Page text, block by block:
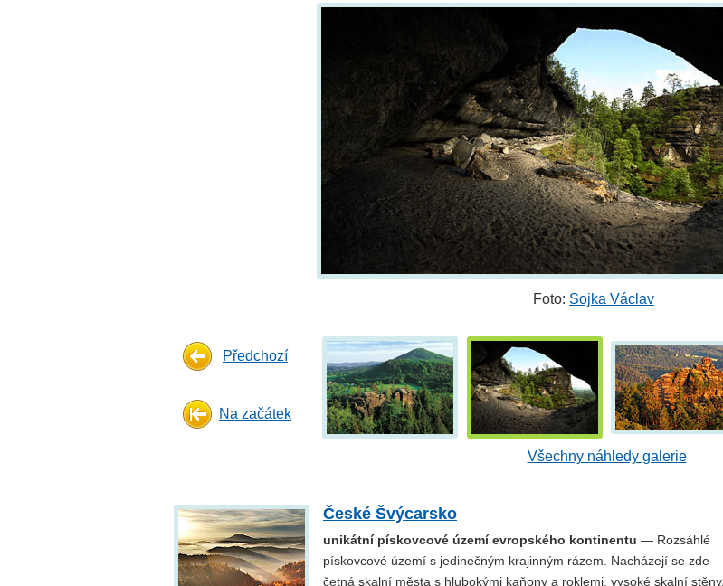
Foto: Sojka Václav
Předchozí
Na začátek
Všechny náhledy galerie
České Švýcarsko
unikátní pískovcové území evropského kontinentu — Rozsáhlé
pískovcové území s jedinečným krajinným rázem. Nacházejí se zde
četná skalní města s hlubokými kaňony a roklemi, vysoké skalní stěny,